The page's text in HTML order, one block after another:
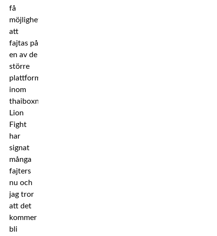
få
möjlighet
att
fajtas på
en av de
större
plattformarna
inom
thaiboxning.
Lion
Fight
har
signat
många
fajters
nu och
jag tror
att det
kommer
bli